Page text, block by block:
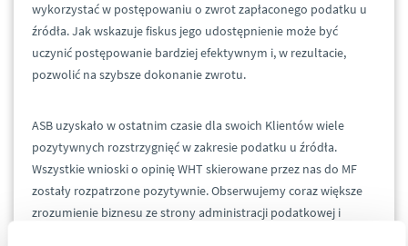
wykorzystać w postępowaniu o zwrot zapłaconego podatku u
źródła. Jak wskazuje fiskus jego udostępnienie może być
uczynić postępowanie bardziej efektywnym i, w rezultacie,
pozwolić na szybsze dokonanie zwrotu.
ASB uzyskało w ostatnim czasie dla swoich Klientów wiele
pozytywnych rozstrzygnięć w zakresie podatku u źródła.
Wszystkie wnioski o opinię WHT skierowane przez nas do MF
zostały rozpatrzone pozytywnie. Obserwujemy coraz większe
zrozumienie biznesu ze strony administracji podatkowej i